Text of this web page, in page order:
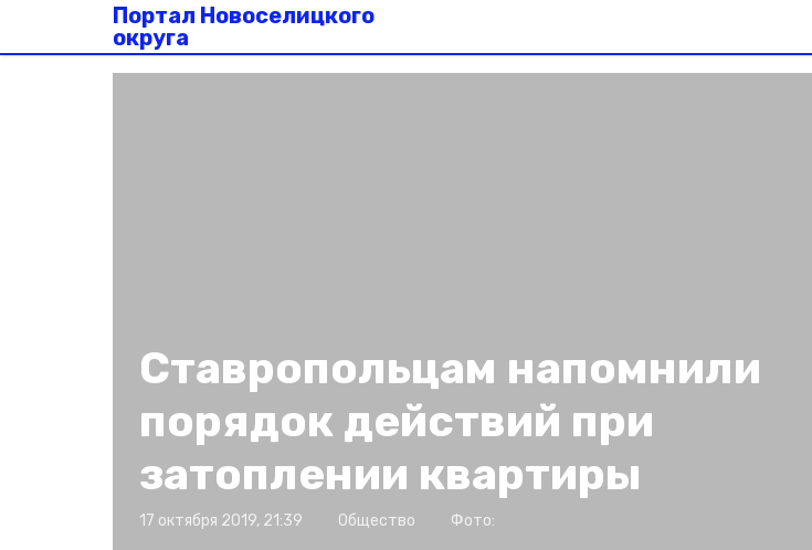
Портал Новоселицкого
округа
Ставропольцам напомнили
порядок действий при
затоплении квартиры
17 октября 2019, 21:39 Общество Фото: